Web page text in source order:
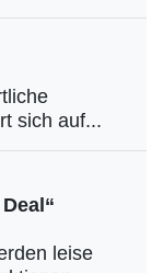
sich auf...
leise